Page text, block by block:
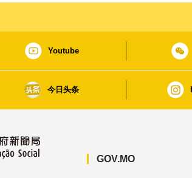
Youtube
今日头条
GOV.MO